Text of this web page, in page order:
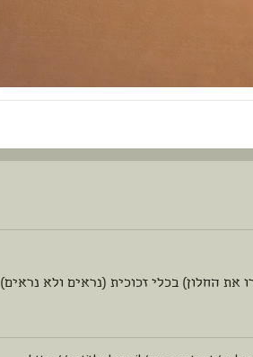
את החלון) בכלי זכוכית (נראים ולא נראים)